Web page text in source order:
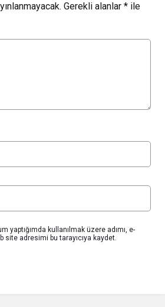
Gerekli alanlar * ile
yaptığımda kullanılmak üzere adımı, e-
site adresimi bu tarayıcıya kaydet.